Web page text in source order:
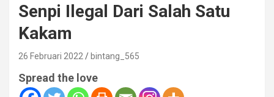
Senpi Ilegal Dari Salah Satu
Kakam
26 Februari 2022 bintang_565
Spread the love